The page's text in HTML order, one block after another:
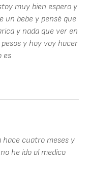
muy bien espero y
un bebe y pensé que
y nada que ver en
pesos y hoy voy hacer
es
hace cuatro meses y
he ido al medico